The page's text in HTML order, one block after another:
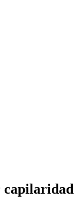
capilaridad